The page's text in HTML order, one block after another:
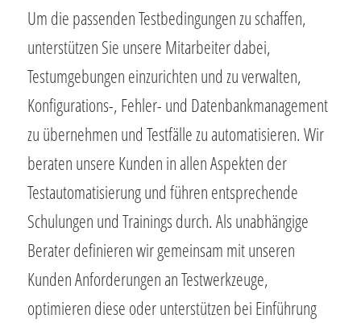
Um die passenden Testbedingungen zu schaffen,
unterstützen Sie unsere Mitarbeiter dabei,
Testumgebungen einzurichten und zu verwalten,
Konfigurations-, Fehler- und Datenbankmanagement
zu übernehmen und Testfälle zu automatisieren. Wir
beraten unsere Kunden in allen Aspekten der
Testautomatisierung und führen entsprechende
Schulungen und Trainings durch. Als unabhängige
Berater definieren wir gemeinsam mit unseren
Kunden Anforderungen an Testwerkzeuge,
optimieren diese oder unterstützen bei Einführung